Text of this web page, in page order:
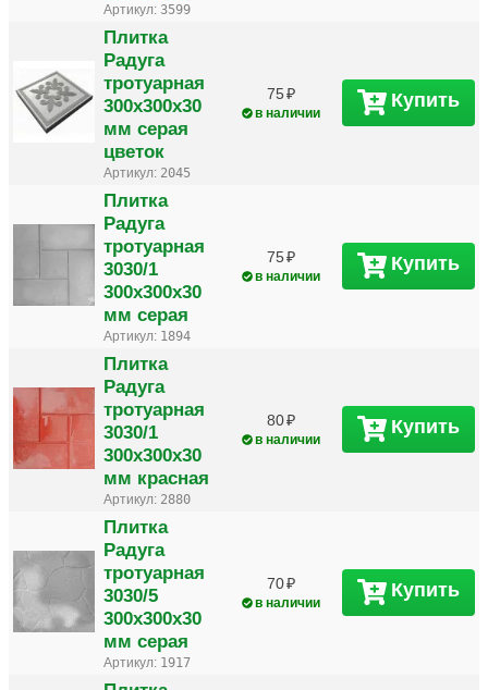
Артикул: 3599
Плитка
Радуга
тротуарная
300х300х30
мм серая
цветок
Артикул: 2045
75
в наличии
Купить
Плитка
Радуга
тротуарная
3030/1
300х300х30
мм серая
Артикул: 1894
75
в наличии
Купить
Плитка
Радуга
тротуарная
3030/1
300х300х30
мм красная
Артикул: 2880
80
в наличии
Купить
Плитка
Радуга
тротуарная
3030/5
300х300х30
мм серая
Артикул: 1917
70
в наличии
Купить